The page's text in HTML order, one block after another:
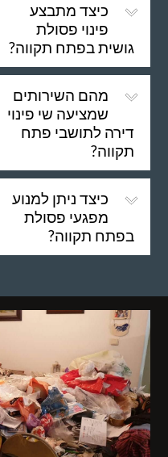
כיצד מתבצע
פינוי פסולת
גושית בפתח תקווה?
מהם השירותים
שמציעה שי פינוי
דירה לתושבי פתח
תקווה?
כיצד ניתן למנוע
מפגעי פסולת
בפתח תקווה?